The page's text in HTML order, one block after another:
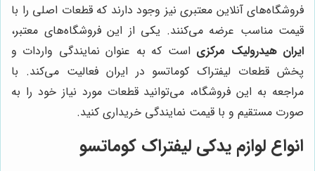
فروشگاه‌های آنلاین معتبری نیز وجود دارند که قطعات اصلی را با
قیمت مناسب عرضه می‌کنند. یکی از این فروشگاه‌های معتبر،
ایران هیدرولیک مرکزی است که به عنوان نمایندگی واردات و
پخش قطعات لیفتراک کوماتسو در ایران فعالیت می‌کند. با
مراجعه به این فروشگاه، می‌توانید قطعات مورد نیاز خود را به
صورت مستقیم و با قیمت نمایندگی خریداری کنید.
انواع لوازم یدکی لیفتراک کوماتسو